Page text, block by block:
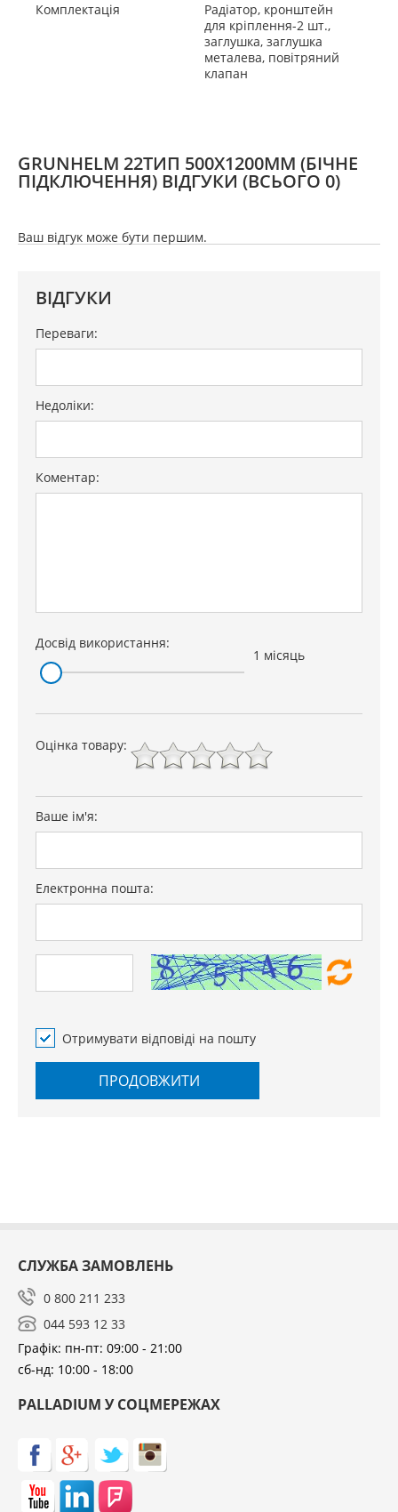
Комплектація
Радіатор, кронштейн
для кріплення-2 шт.,
заглушка, заглушка
металева, повітряний
клапан
GRUNHELM 22ТИП 500X1200ММ (БІЧНЕ
ПІДКЛЮЧЕННЯ) ВІДГУКИ (ВСЬОГО 0)
Ваш відгук може бути першим.
ВІДГУКИ
Переваги:
Недоліки:
Коментар:
Досвід використання:
1 місяць
Оцінка товару:
Ваше ім'я:
Електронна пошта:
Отримувати відповіді на пошту
ПРОДОВЖИТИ
СЛУЖБА ЗАМОВЛЕНЬ
0 800 211 233
044 593 12 33
Графік: пн-пт: 09:00 - 21:00
сб-нд: 10:00 - 18:00
PALLADIUM У СОЦМЕРЕЖАХ